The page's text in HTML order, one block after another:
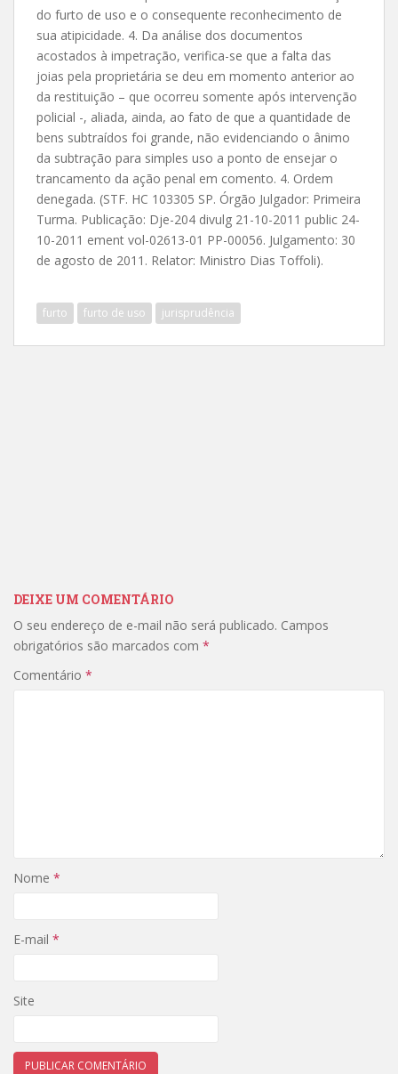
do furto de uso e o consequente reconhecimento de
sua atipicidade. 4. Da análise dos documentos
acostados à impetração, verifica-se que a falta das
joias pela proprietária se deu em momento anterior ao
da restituição – que ocorreu somente após intervenção
policial -, aliada, ainda, ao fato de que a quantidade de
bens subtraídos foi grande, não evidenciando o ânimo
da subtração para simples uso a ponto de ensejar o
trancamento da ação penal em comento. 4. Ordem
denegada. (STF. HC 103305 SP. Órgão Julgador: Primeira
Turma. Publicação: Dje-204 divulg 21-10-2011 public 24-
10-2011 ement vol-02613-01 PP-00056. Julgamento: 30
de agosto de 2011. Relator: Ministro Dias Toffoli).
furto furto de uso jurisprudência
DEIXE UM COMENTÁRIO
O seu endereço de e-mail não será publicado. Campos
obrigatórios são marcados com *
Comentário *
Nome *
E-mail *
Site